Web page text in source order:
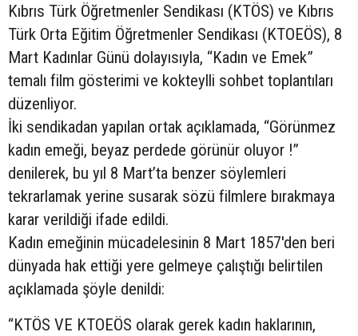
Kıbrıs Türk Öğretmenler Sendikası (KTÖS) ve Kıbrıs
Türk Orta Eğitim Öğretmenler Sendikası (KTOEÖS), 8
Mart Kadınlar Günü dolayısıyla, “Kadın ve Emek”
temalı film gösterimi ve kokteylli sohbet toplantıları
düzenliyor.
İki sendikadan yapılan ortak açıklamada, “Görünmez
kadın emeği, beyaz perdede görünür oluyor !”
denilerek, bu yıl 8 Mart’ta benzer söylemleri
tekrarlamak yerine susarak sözü filmlere bırakmaya
karar verildiği ifade edildi.
Kadın emeğinin mücadelesinin 8 Mart 1857'den beri
dünyada hak ettiği yere gelmeye çalıştığı belirtilen
açıklamada şöyle denildi:
“KTÖS VE KTOEÖS olarak gerek kadın haklarının,